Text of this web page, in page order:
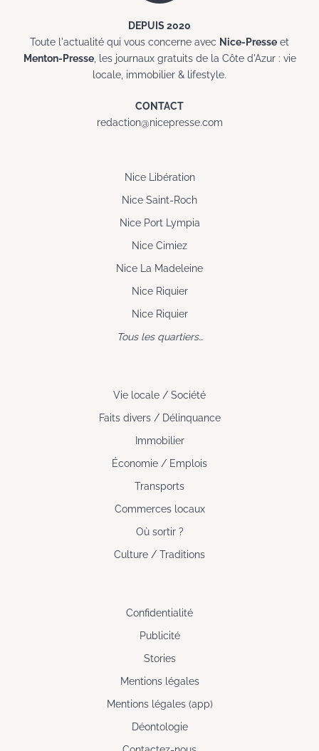
DEPUIS 2020
Toute l'actualité qui vous concerne avec Nice-Presse et
Menton-Presse, les journaux gratuits de la Côte d'Azur : vie
locale, immobilier & lifestyle.
CONTACT
redaction@nicepresse.com
Nice Libération
Nice Saint-Roch
Nice Port Lympia
Nice Cimiez
Nice La Madeleine
Nice Riquier
Nice Riquier
Tous les quartiers…
Vie locale / Société
Faits divers / Délinquance
Immobilier
Économie / Emplois
Transports
Commerces locaux
Où sortir ?
Culture / Traditions
Confidentialité
Publicité
Stories
Mentions légales
Mentions légales (app)
Déontologie